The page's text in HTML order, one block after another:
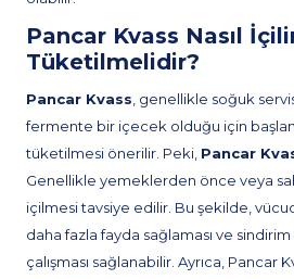
Pancar Kvass Nasıl
Tüketilmelidir?
Pancar Kvass , genellikle soğuk
fermente bir içecek olduğu için
tüketilmesi önerilir. Peki, Pancar
Genellikle yemeklerden önce veya
içilmesi tavsiye edilir. Bu şekilde,
daha fazla fayda sağlaması ve
çalışması sağlanabilir. Ayrıca, Pancar